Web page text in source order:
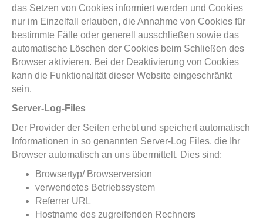
das Setzen von Cookies informiert werden und Cookies
nur im Einzelfall erlauben, die Annahme von Cookies für
bestimmte Fälle oder generell ausschließen sowie das
automatische Löschen der Cookies beim Schließen des
Browser aktivieren. Bei der Deaktivierung von Cookies
kann die Funktionalität dieser Website eingeschränkt
sein.
Server-Log-Files
Der Provider der Seiten erhebt und speichert automatisch
Informationen in so genannten Server-Log Files, die Ihr
Browser automatisch an uns übermittelt. Dies sind:
Browsertyp/ Browserversion
verwendetes Betriebssystem
Referrer URL
Hostname des zugreifenden Rechners